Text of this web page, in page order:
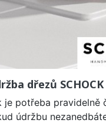
dřezů SCHOCK
je potřeba pravidelně
údržbu